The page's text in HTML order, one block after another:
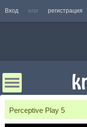
Вход или регистрация
Perceptive Play 5